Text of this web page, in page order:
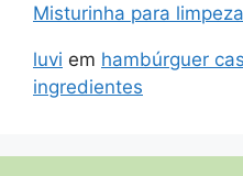
Misturinha para
luvi em hambúrguer
ingredientes